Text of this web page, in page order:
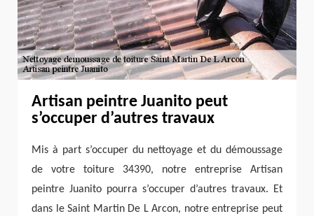
Artisan peintre Juanito peut
s’occuper d’autres travaux
Mis à part s’occuper du nettoyage et du démoussage
de votre toiture 34390, notre entreprise Artisan
peintre Juanito pourra s’occuper d’autres travaux. Et
dans le Saint Martin De L Arcon, notre entreprise peut